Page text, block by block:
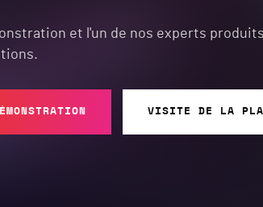
et l'un de nos experts
VISITE DE LA